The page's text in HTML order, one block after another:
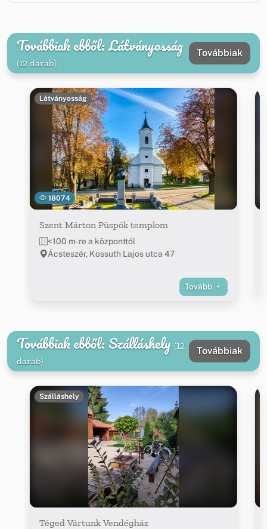
Továbbiak ebből: Látványosság
(12 darab)
Továbbiak
18074
Látványosság
Szent Márton Püspök templom
<100 m-re a központtól
Ácsteszér, Kossuth Lajos utca 47
Tovább
Továbbiak ebből: Szálláshely (12
darab)
Továbbiak
Szálláshely
Téged Vártunk Vendégház